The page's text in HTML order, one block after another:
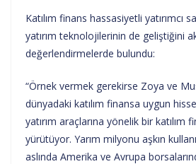
Katılım finans hassasiyetli yatırımcı
yatırım teknolojilerinin de geliştiğini
değerlendirmelerde bulundu:
“Örnek vermek gerekirse Zoya ve
dünyadaki katılım finansa uygun
yatırım araçlarına yönelik bir katılım
yürütüyor. Yarım milyonu aşkın
aslında Amerika ve Avrupa